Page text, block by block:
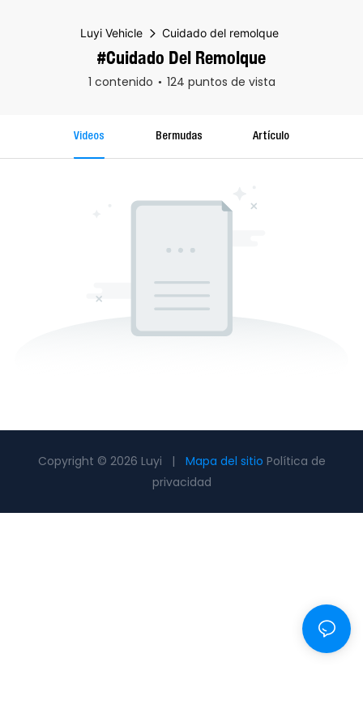
Luyi Vehicle Cuidado del remolque
#Cuidado Del Remolque
1 contenido 124 puntos de vista
Videos Bermudas Artículo
Copyright © 2026 Luyi | Mapa del sitio Política de
privacidad